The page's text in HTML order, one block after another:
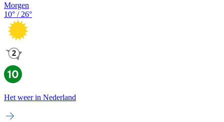
Morgen
10° / 26°
Het weer in Nederland